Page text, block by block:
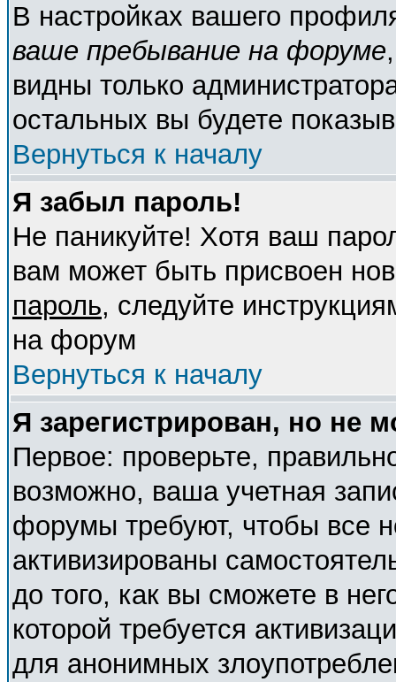
В настройках вашего
ваше пребывание на форуме
видны только
остальных вы будете
Вернуться к началу
Я забыл пароль!
Не паникуйте! Хотя ваш
вам может быть присвоен
пароль, следуйте
на форум
Вернуться к началу
Я зарегистрирован, но не
Первое: проверьте,
возможно, ваша учетная
форумы требуют, чтобы все
активизированы
до того, как вы сможете в
которой требуется
для анонимных